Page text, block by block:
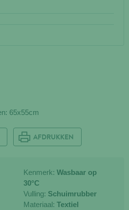
65x55cm
AFDRUKKEN
Kenmerk: Wasbaar op
30°C
Vulling: Schuimrubber
Materiaal: Textiel